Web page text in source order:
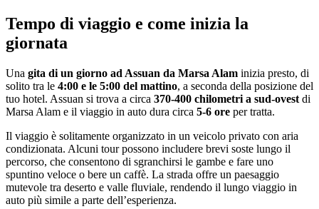
Tempo di viaggio e come inizia la
giornata
Una gita di un giorno ad Assuan da Marsa Alam inizia presto, di
solito tra le 4:00 e le 5:00 del mattino, a seconda della posizione del
tuo hotel. Assuan si trova a circa 370-400 chilometri a sud-ovest di
Marsa Alam e il viaggio in auto dura circa 5-6 ore per tratta.
Il viaggio è solitamente organizzato in un veicolo privato con aria
condizionata. Alcuni tour possono includere brevi soste lungo il
percorso, che consentono di sgranchirsi le gambe e fare uno
spuntino veloce o bere un caffè. La strada offre un paesaggio
mutevole tra deserto e valle fluviale, rendendo il lungo viaggio in
auto più simile a parte dell’esperienza.